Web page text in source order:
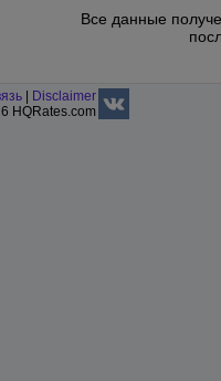
Все данные
Disclaimer
HQRates.com